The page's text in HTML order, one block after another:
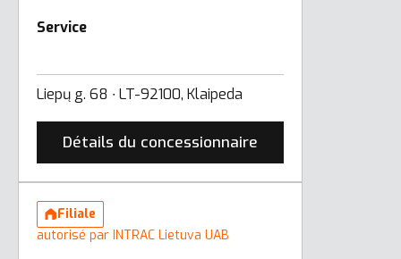
Service
Liepų g. 68 ∙ LT-92100, Klaipeda
Détails du concessionnaire
Filiale
autorisé par INTRAC Lietuva UAB